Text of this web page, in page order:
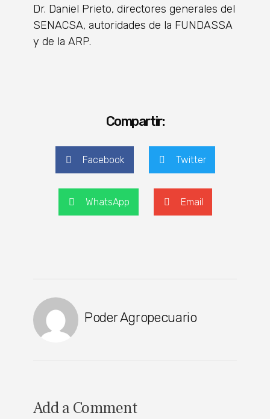
Dr. Daniel Prieto, directores generales del
SENACSA, autoridades de la FUNDASSA
y de la ARP.
Compartir:
Facebook Twitter
WhatsApp Email
Poder Agropecuario
Add a Comment